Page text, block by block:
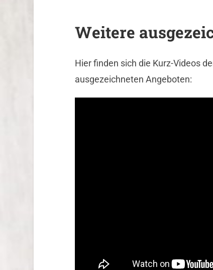
Weitere
Hier finden sich die Kurz-Videos
ausgezeichneten Angeboten: